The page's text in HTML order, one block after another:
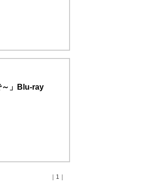
～」Blu-ray
｜1｜